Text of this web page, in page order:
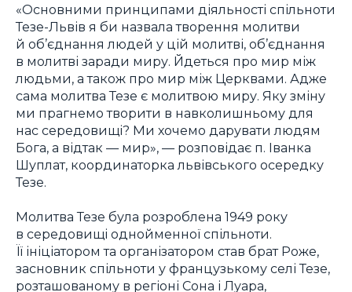
«Основними принципами діяльності спільноти
Тезе-Львів я би назвала творення молитви
й об’єднання людей у цій молитві, об’єднання
в молитві заради миру. Йдеться про мир між
людьми, а також про мир між Церквами. Адже
сама молитва Тезе є молитвою миру. Яку зміну
ми прагнемо творити в навколишньому для
нас середовищі? Ми хочемо дарувати людям
Бога, а відтак — мир», — розповідає п. Іванка
Шуплат, координаторка львівського осередку
Тезе.
Молитва Тезе була розроблена 1949 року
в середовищі однойменної спільноти.
Її ініціатором та організатором став брат Роже,
засновник спільноти у французькому селі Тезе,
розташованому в регіоні Сона і Луара,